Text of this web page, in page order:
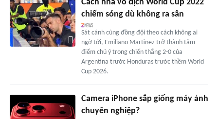
Cách nhà vô địch World Cup 2022
chiếm sóng dù không ra sân
Sát cánh cùng đồng đội theo cách không ai
ngờ tới, Emiliano Martinez trở thành tâm
điểm chú ý trong chiến thắng 2-0 của
Argentina trước Honduras trước thềm World
Cup 2026.
Camera iPhone sắp giống máy ảnh
chuyên nghiệp?